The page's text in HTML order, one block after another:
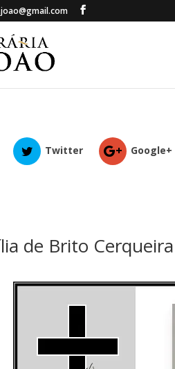
Twitter Google+
de Brito Cerqueira